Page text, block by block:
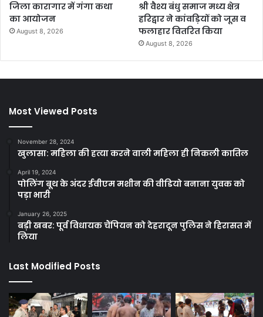
जिला कारागार में गंगा कथा
का आयोजन
August 8, 2026
श्री वैश्य बंधु समाज मध्य क्षेत्र
हरिद्वार ने कांवड़ियों को जूस व
फलाहार वितरित किया
August 8, 2026
Most Viewed Posts
November 28, 2024
खुलासा: महिला की हत्या करने वाली महिला ही निकली कातिल
April 19, 2024
पोलिंग बूथ के अंदर ईवीएम मशीन की वीडियो बनाना युवक को
पड़ा भारी
January 26, 2025
बड़ी खबर: पूर्व विधायक चैंपियन को देहरादून पुलिस ने हिरासत में
लिया
Last Modified Posts